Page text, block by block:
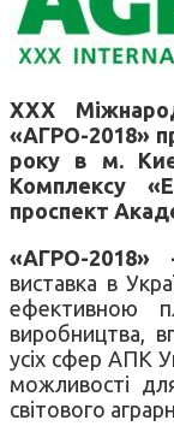
XXX
«АГРО-2018»
року в м.
Комплексу
проспект
«АГРО-2018»
виставка в
ефективною
виробництва,
усіх сфер АПК
можливості
світового